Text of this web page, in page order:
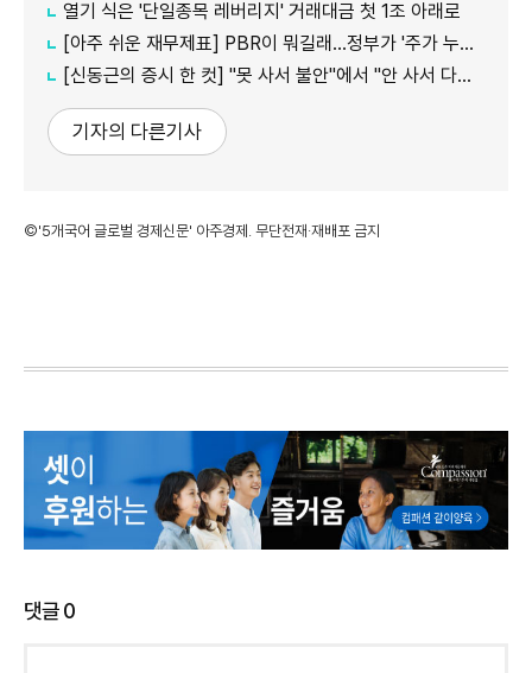
열기 식은 '단일종목 레버리지' 거래대금 첫 1조 아래로
[아주 쉬운 재무제표] PBR이 뭐길래…정부가 '주가 누르기'에 칼 빼든 이유
[신동근의 증시 한 컷] "못 사서 불안"에서 "안 사서 다행"으로…증시 덮친 '조모'
기자의 다른기사
©'5개국어 글로벌 경제신문' 아주경제. 무단전재·재배포 금지
댓글0